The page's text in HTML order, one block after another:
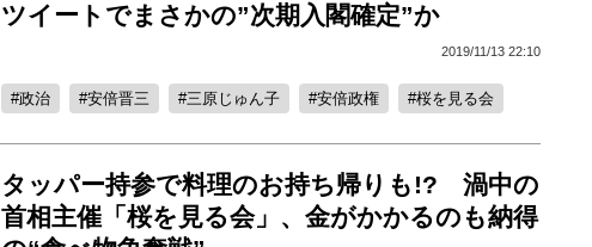
ツイートでまさかの”次期入閣確定”か
2019/11/13 22:10
政治 安倍晋三 三原じゅん子 安倍政権 桜を見る会
タッパー持参で料理のお持ち帰りも!? 渦中の
首相主催「桜を見る会」、金がかかるのも納得